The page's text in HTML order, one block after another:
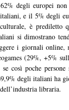
degli europei non
e il 5% degli
è prediletto
si dimostrano
i giornali online,
(29%, +5%
se così poche
degli italiani ha
libraria.